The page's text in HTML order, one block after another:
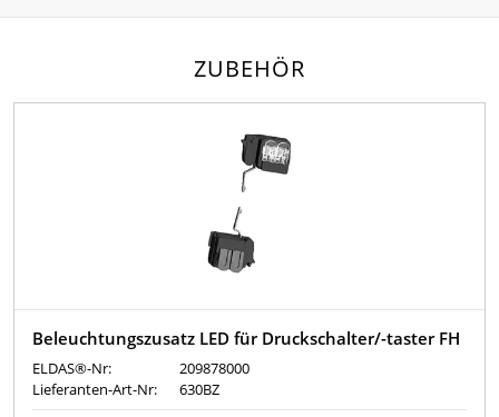
ZUBEHÖR
Beleuchtungszusatz LED für Druckschalter/-taster FH
ELDAS®-Nr:
209878000
Lieferanten-Art-Nr:
630BZ